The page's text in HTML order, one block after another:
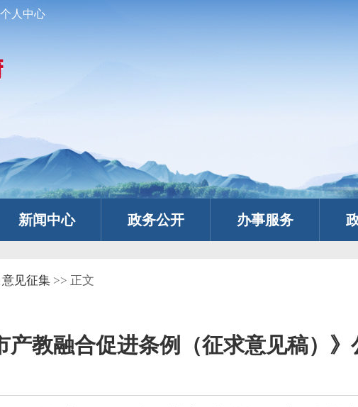
个人中心
新闻中心 政务公开 办事服务
意见征集>> 正文
产教融合促进条例（征求意见稿）